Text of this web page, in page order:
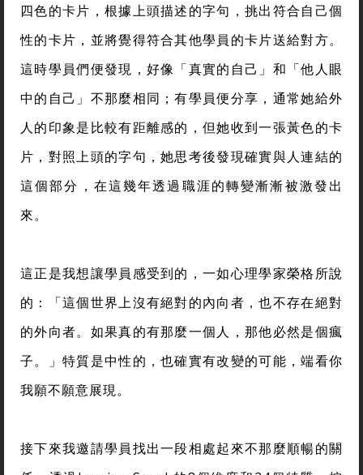
四色的卡片，根據上頭描述的字句，挑出符合自己個
性的卡片，並將覺得符合其他學員的卡片送給對方。
這時學員們便發現，好像「真實的自己」和「他人眼
中的自己」不那麼相同；有學員便分享，通常她給外
人的印象是比較有距離感的，但她收到一張黃色的卡
片，對照上頭的字句，她思考後發現確實與人連結的
這個部分，在這幾年透過職涯的轉變漸漸被激發出
來。
這正是我想讓學員感受到的，一如心理學家榮格所說
的：「這個世界上沒有絕對的內向者，也不存在絕對
的外向者。如果真的有那麼一個人，那他必然是個瘋
子。」特質是中性的，也確實有改變的可能，端看你
我願不願意展現。
接下來我邀請學員找出一段相處起來不那麼順暢的關